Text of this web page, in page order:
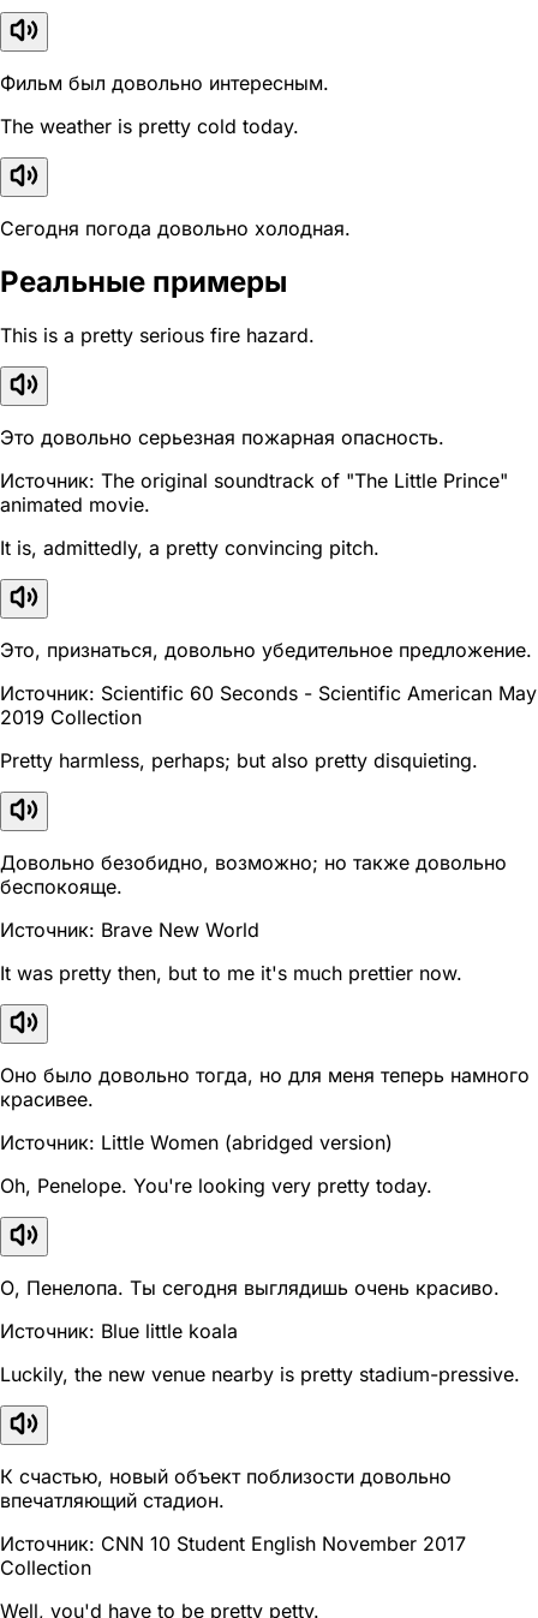
Фильм был довольно интересным.
The weather is pretty cold today.
Сегодня погода довольно холодная.
Реальные примеры
This is a pretty serious fire hazard.
Это довольно серьезная пожарная опасность.
Источник: The original soundtrack of "The Little Prince"
animated movie.
It is, admittedly, a pretty convincing pitch.
Это, признаться, довольно убедительное предложение.
Источник: Scientific 60 Seconds - Scientific American May
2019 Collection
Pretty harmless, perhaps; but also pretty disquieting.
Довольно безобидно, возможно; но также довольно
беспокояще.
Источник: Brave New World
It was pretty then, but to me it's much prettier now.
Оно было довольно тогда, но для меня теперь намного
красивее.
Источник: Little Women (abridged version)
Oh, Penelope. You're looking very pretty today.
О, Пенелопа. Ты сегодня выглядишь очень красиво.
Источник: Blue little koala
Luckily, the new venue nearby is pretty stadium-pressive.
К счастью, новый объект поблизости довольно
впечатляющий стадион.
Источник: CNN 10 Student English November 2017
Collection
Well, you'd have to be pretty petty.